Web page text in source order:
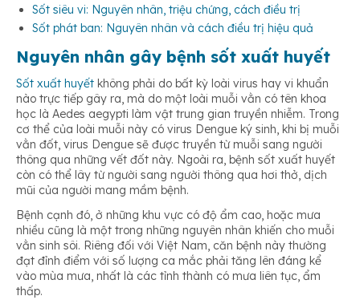
Sốt siêu vi: Nguyên nhân, triệu chứng, cách điều trị
Sốt phát ban: Nguyên nhân và cách điều trị hiệu quả
Nguyên nhân gây bệnh sốt xuất huyết
Sốt xuất huyết không phải do bất kỳ loài virus hay vi khuẩn
nào trực tiếp gây ra, mà do một loài muỗi vằn có tên khoa
học là Aedes aegypti làm vật trung gian truyền nhiễm. Trong
cơ thể của loài muỗi này có virus Dengue ký sinh, khi bị muỗi
vằn đốt, virus Dengue sẽ được truyền từ muỗi sang người
thông qua những vết đốt này. Ngoài ra, bệnh sốt xuất huyết
còn có thể lây từ người sang người thông qua hơi thở, dịch
mũi của người mang mầm bệnh.
Bệnh cạnh đó, ở những khu vực có độ ẩm cao, hoặc mưa
nhiều cũng là một trong những nguyên nhân khiến cho muỗi
vằn sinh sôi. Riêng đối với Việt Nam, căn bệnh này thường
đạt đỉnh điểm với số lượng ca mắc phải tăng lên đáng kể
vào mùa mưa, nhất là các tỉnh thành có mưa liên tục, ẩm
thấp.